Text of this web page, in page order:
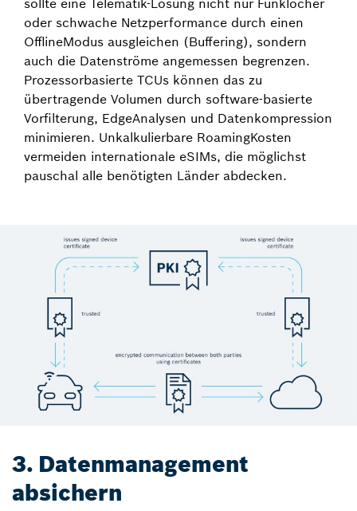
sollte eine Telematik-Lösung nicht nur Funklöcher
oder schwache Netzperformance durch einen
Offline­Modus ausgleichen (Buffering), sondern
auch die Datenströme angemessen begrenzen.
Prozessorbasierte TCUs können das zu
übertragende Volumen durch software-basierte
Vorfilterung, Edge­Analysen und Datenkompression
minimieren. Unkalkulierbare Roaming­Kosten
vermeiden internationale eSIMs, die möglichst
pauschal alle benötigten Länder abdecken.
3. Datenmanagement
absichern